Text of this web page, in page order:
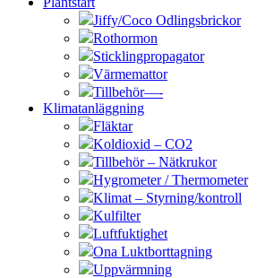
Jiffy/Coco Odlingsbrickor
Rothormon
Sticklingpropagator
Värmemattor
Tillbehör—-
Klimatanläggning
Fläktar
Koldioxid – CO2
Tillbehör – Nätkrukor
Hygrometer / Thermometer
Klimat – Styrning/kontroll
Kulfilter
Luftfuktighet
Ona Luktborttagning
Uppvärmning